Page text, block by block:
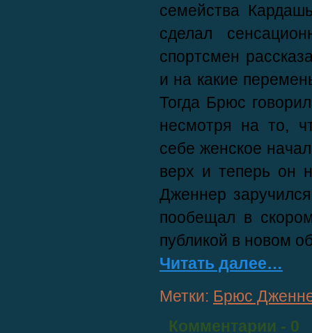
семейства
сделал
спортсмен
и на какие
Тогда Брюс
несмотря на то,
себе женское
верх и теперь он
Дженнер
пообещал в
публикой в новом
Читать далее…
Метки: Брюс
Комментарии - 0